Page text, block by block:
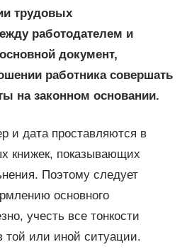
трудовых
работодателем и
документ,
работника совершать
на законном основании.
и дата проставляются в
книжек, показывающих
Поэтому следует
основного
учесть все тонкости
той или иной ситуации.